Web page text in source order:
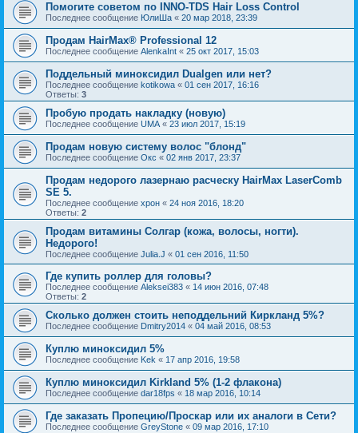
Помогите советом по INNO-TDS Hair Loss Control
Последнее сообщение ЮлиШа « 20 мар 2018, 23:39
Продам HairMax® Professional 12
Последнее сообщение AlenkaInt « 25 окт 2017, 15:03
Поддельный миноксидил Dualgen или нет?
Последнее сообщение kotikowa « 01 сен 2017, 16:16
Ответы: 3
Пробую продать накладку (новую)
Последнее сообщение UMA « 23 июл 2017, 15:19
Продам новую систему волос "блонд"
Последнее сообщение Окс « 02 янв 2017, 23:37
Продам недорого лазернаю расческу HairMax LaserComb
SE 5.
Последнее сообщение хрон « 24 ноя 2016, 18:20
Ответы: 2
Продам витамины Солгар (кожа, волосы, ногти).
Недорого!
Последнее сообщение Julia.J « 01 сен 2016, 11:50
Где купить роллер для головы?
Последнее сообщение Aleksei383 « 14 июн 2016, 07:48
Ответы: 2
Сколько должен стоить неподдельний Киркланд 5%?
Последнее сообщение Dmitry2014 « 04 май 2016, 08:53
Куплю миноксидил 5%
Последнее сообщение Kek « 17 апр 2016, 19:58
Куплю миноксидил Kirkland 5% (1-2 флакона)
Последнее сообщение dar18fps « 18 мар 2016, 10:14
Где заказать Пропецию/Проскар или их аналоги в Сети?
Последнее сообщение GreyStone « 09 мар 2016, 17:10